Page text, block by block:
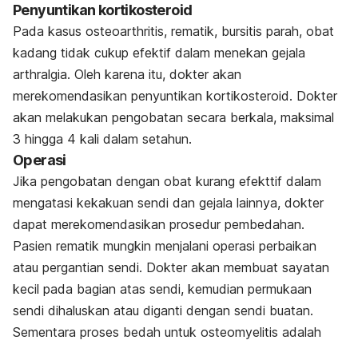
Penyuntikan kortikosteroid
Pada kasus osteoarthritis, rematik, bursitis parah, obat
kadang tidak cukup efektif dalam menekan gejala
arthralgia. Oleh karena itu, dokter akan
merekomendasikan penyuntikan kortikosteroid. Dokter
akan melakukan pengobatan secara berkala, maksimal
3 hingga 4 kali dalam setahun.
Operasi
Jika pengobatan dengan obat kurang efekttif dalam
mengatasi kekakuan sendi dan gejala lainnya, dokter
dapat merekomendasikan prosedur pembedahan.
Pasien rematik mungkin menjalani operasi perbaikan
atau pergantian sendi. Dokter akan membuat sayatan
kecil pada bagian atas sendi, kemudian permukaan
sendi dihaluskan atau diganti dengan sendi buatan.
Sementara proses bedah untuk osteomyelitis adalah